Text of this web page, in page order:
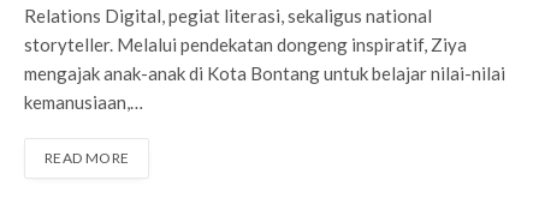
Relations Digital, pegiat literasi, sekaligus national
storyteller. Melalui pendekatan dongeng inspiratif, Ziya
mengajak anak-anak di Kota Bontang untuk belajar nilai-nilai
kemanusiaan,…
READ MORE